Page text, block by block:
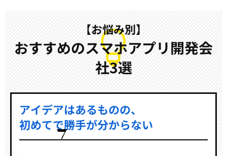
【お悩み別】
おすすめのスマホアプリ開発会
社3選
アイデアはあるものの、
初めてで勝手が分からない